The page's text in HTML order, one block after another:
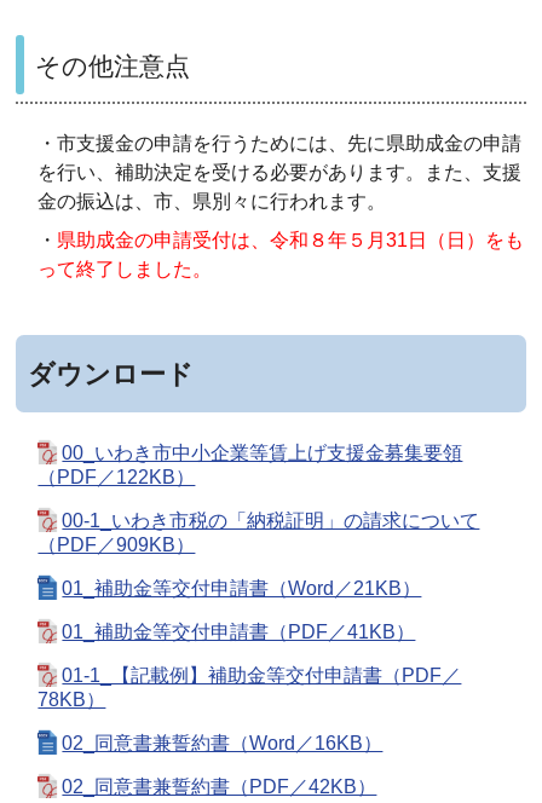
その他注意点
・市支援金の申請を行うためには、先に県助成金の申請
を行い、補助決定を受ける必要があります。また、支援
金の振込は、市、県別々に行われます。
・ 県助成金の申請受付は、令和８年５月31日（日）をも
って終了しました。
ダウンロード
00_いわき市中小企業等賃上げ支援金募集要領
（PDF／122KB）
00-1_いわき市税の「納税証明」の請求について
（PDF／909KB）
01_補助金等交付申請書（Word／21KB）
01_補助金等交付申請書（PDF／41KB）
01-1_【記載例】補助金等交付申請書（PDF／
78KB）
02_同意書兼誓約書（Word／16KB）
02_同意書兼誓約書（PDF／42KB）